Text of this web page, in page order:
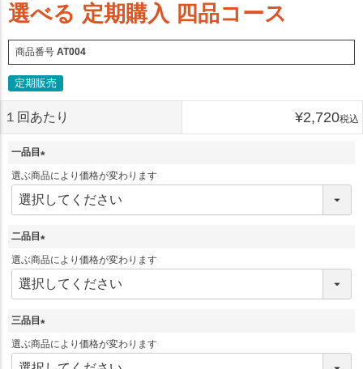
選べる 定期購入 四品コース
商品番号 AT004
定期販売
１回あたり ¥2,720税込
一品目
(
須
選ぶ商品により価格が変わります
二品目
(
須
選ぶ商品により価格が変わります
三品目
(
選ぶ商品により価格が変わります